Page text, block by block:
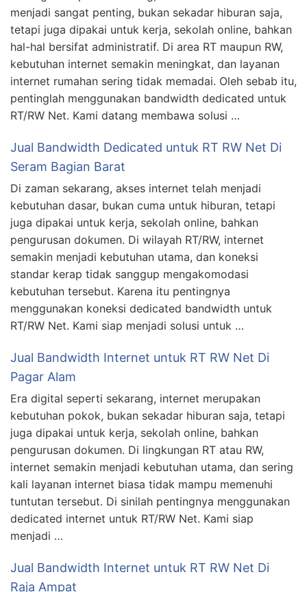
menjadi sangat penting, bukan sekadar hiburan saja,
tetapi juga dipakai untuk kerja, sekolah online, bahkan
hal-hal bersifat administratif. Di area RT maupun RW,
kebutuhan internet semakin meningkat, dan layanan
internet rumahan sering tidak memadai. Oleh sebab itu,
pentinglah menggunakan bandwidth dedicated untuk
RT/RW Net. Kami datang membawa solusi …
Jual Bandwidth Dedicated untuk RT RW Net Di
Seram Bagian Barat
Di zaman sekarang, akses internet telah menjadi
kebutuhan dasar, bukan cuma untuk hiburan, tetapi
juga dipakai untuk kerja, sekolah online, bahkan
pengurusan dokumen. Di wilayah RT/RW, internet
semakin menjadi kebutuhan utama, dan koneksi
standar kerap tidak sanggup mengakomodasi
kebutuhan tersebut. Karena itu pentingnya
menggunakan koneksi dedicated bandwidth untuk
RT/RW Net. Kami siap menjadi solusi untuk …
Jual Bandwidth Internet untuk RT RW Net Di
Pagar Alam
Era digital seperti sekarang, internet merupakan
kebutuhan pokok, bukan sekadar hiburan saja, tetapi
juga dipakai untuk kerja, sekolah online, bahkan
pengurusan dokumen. Di lingkungan RT atau RW,
internet semakin menjadi kebutuhan utama, dan sering
kali layanan internet biasa tidak mampu memenuhi
tuntutan tersebut. Di sinilah pentingnya menggunakan
dedicated internet untuk RT/RW Net. Kami siap
menjadi …
Jual Bandwidth Internet untuk RT RW Net Di
Raja Ampat